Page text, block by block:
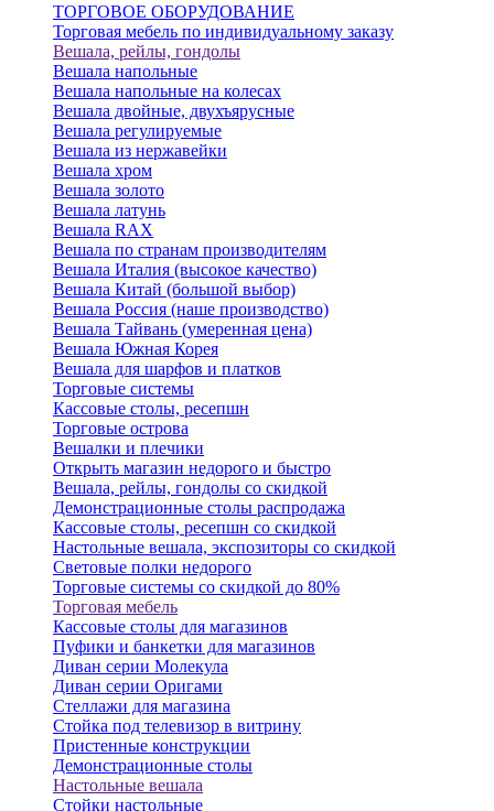
ТОРГОВОЕ ОБОРУДОВАНИЕ
Торговая мебель по индивидуальному заказу
Вешала, рейлы, гондолы
Вешала напольные
Вешала напольные на колесах
Вешала двойные, двухъярусные
Вешала регулируемые
Вешала из нержавейки
Вешала хром
Вешала золото
Вешала латунь
Вешала RAX
Вешала по странам производителям
Вешала Италия (высокое качество)
Вешала Китай (большой выбор)
Вешала Россия (наше производство)
Вешала Тайвань (умеренная цена)
Вешала Южная Корея
Вешала для шарфов и платков
Торговые системы
Кассовые столы, ресепшн
Торговые острова
Вешалки и плечики
Открыть магазин недорого и быстро
Вешала, рейлы, гондолы со скидкой
Демонстрационные столы распродажа
Кассовые столы, ресепшн со скидкой
Настольные вешала, экспозиторы со скидкой
Световые полки недорого
Торговые системы со скидкой до 80%
Торговая мебель
Кассовые столы для магазинов
Пуфики и банкетки для магазинов
Диван серии Молекула
Диван серии Оригами
Стеллажи для магазина
Стойка под телевизор в витрину
Пристенные конструкции
Демонстрационные столы
Настольные вешала
Стойки настольные